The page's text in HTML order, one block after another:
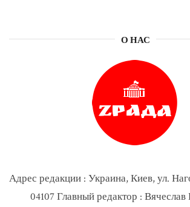
О НАС
Адрес редакции : Украина, Киев, ул.
04107 Главный редактор :